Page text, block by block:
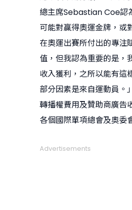
總主席Sebastian Coe認
可能對贏得奧運金牌，或
在奧運出賽所付出的專注
值，但我認為重要的是，
收入獲利，之所以能有這
部分因素是來自運動員。
轉播權費用及贊助商廣告
各個國際單項總會及奧委
Advertisements